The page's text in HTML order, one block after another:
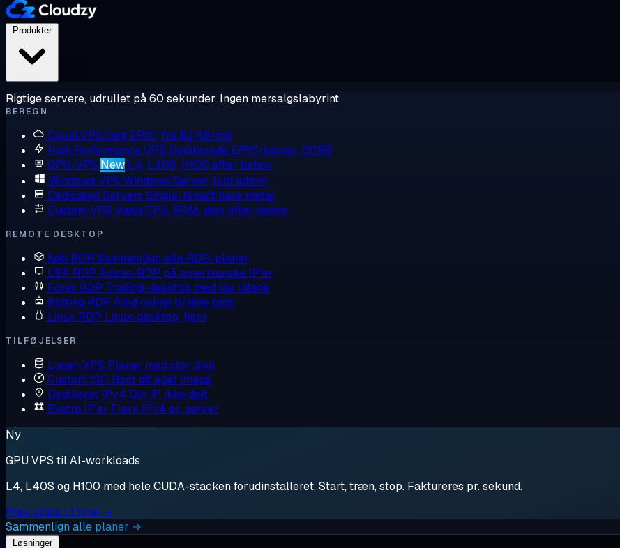
Produkter
Rigtige servere, udrullet på 60 sekunder. Ingen mersalgslabyrint.
BEREGN
Cloud VPS Delt EPYC, fra $2,48/md
High Performance VPS Dedikerede EPYC-kerner, DDR5
GPU-VPS New L4, L40S, H100 efter behov
Windows VPS Windows Server, fuld admin
Dedicated Servers Single-tenant bare metal
Custom VPS Vælg CPU, RAM, disk efter behov
REMOTE DESKTOP
Køb RDP Sammenlign alle RDP-planer
USA RDP Admin-RDP på amerikanske IP'er
Forex RDP Trading-desktop med lav latens
Botting RDP Altid online til dine bots
Linux RDP Linux-desktop, fjern
TILFØJELSER
Lager-VPS Planer med stor disk
Custom ISO Boot dit eget image
Dedikeret IPv4 Din IP, ikke delt
Ekstra IP'er Flere IPv4 pr. server
Ny
GPU VPS til AI-workloads
L4, L40S og H100 med hele CUDA-stacken forudinstalleret. Start, træn, stop. Faktureres pr. sekund.
Prøv gratis i 1 time →
Sammenlign alle planer →
Løsninger